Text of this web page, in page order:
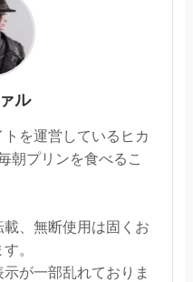
ル
を運営しているヒカ
朝プリンを食べるこ
、無断使用は固くお
。
が一部乱れておりま